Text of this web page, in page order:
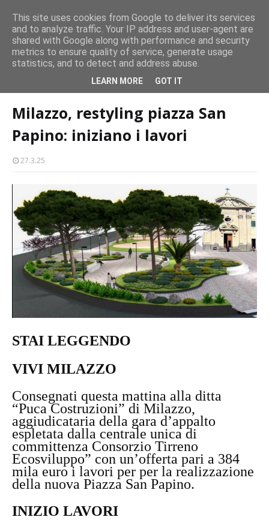
Milazzo si prepara alla magia del “Concerto all’Alba”
EVENTI
piazza san papino
Milazzo, restyling piazza San Papino:
Milazzo, restyling piazza San
Papino: iniziano i lavori
27.3.25
STAI LEGGENDO
VIVI MILAZZO
Consegnati questa mattina alla ditta
“Puca Costruzioni” di Milazzo,
aggiudicataria della gara d’appalto
espletata dalla centrale unica di
committenza Consorzio Tirreno
Ecosviluppo” con un’offerta pari a 384
mila euro i lavori per per la realizzazione
della nuova Piazza San Papino.
INIZIO LAVORI
This site uses cookies from Google to deliver its services
and to analyze traffic. Your IP address and user-agent are
shared with Google along with performance and security
metrics to ensure quality of service, generate usage
statistics, and to detect and address abuse.
LEARN MORE GOT IT